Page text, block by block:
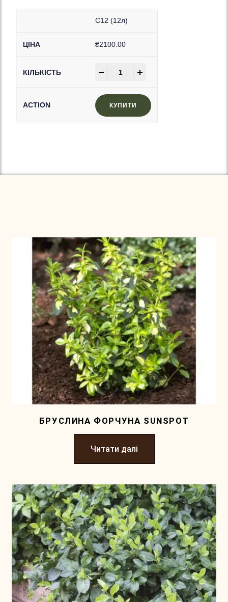
C12 (12л)
₴2100.00
КУПИТИ
БРУСЛИНА ФОРЧУНА SUNSPOT
Читати далі